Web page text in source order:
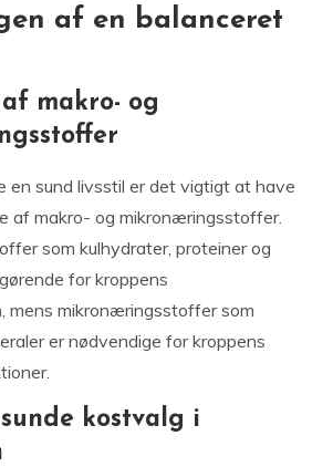
af en balanceret
makro- og
en sund livsstil er det vigtigt at have
af makro- og mikronæringsstoffer.
som kulhydrater, proteiner og
for kroppens
mens mikronæringsstoffer som
er nødvendige for kroppens
kostvalg i